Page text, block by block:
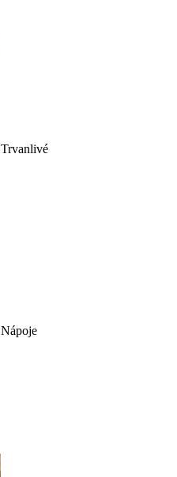
Trvanlivé
Nápoje